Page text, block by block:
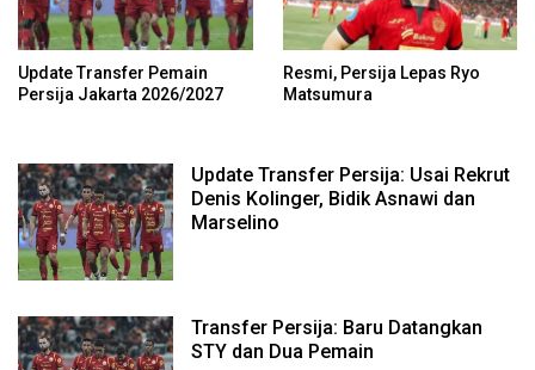
Update Transfer Pemain
Persija Jakarta 2026/2027
Resmi, Persija Lepas Ryo
Matsumura
Update Transfer Persija: Usai Rekrut
Denis Kolinger, Bidik Asnawi dan
Marselino
Transfer Persija: Baru Datangkan
STY dan Dua Pemain